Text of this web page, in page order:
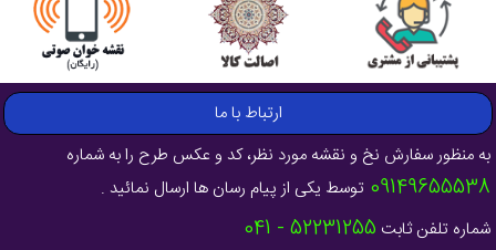
ارتباط با ما
به منظور سفارش نخ و نقشه مورد نظر، کد و عکس طرح را به شماره
09149655538 توسط یکی از پیام رسان ها ارسال نمائید .
شماره تلفن ثابت 52231255 - 041